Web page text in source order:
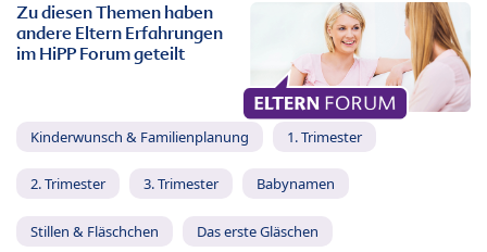
Zu diesen Themen haben
andere Eltern Erfahrungen
im HiPP Forum geteilt
Kinderwunsch & Familienplanung 1. Trimester
2. Trimester 3. Trimester Babynamen
Stillen & Fläschchen Das erste Gläschen